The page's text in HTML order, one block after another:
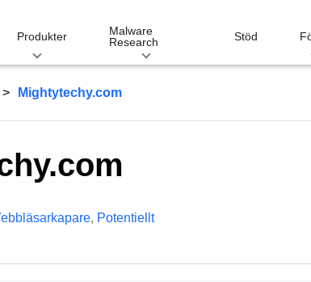
Produkter
Malware
Research
Stöd
Mightytechy.com
, Potentiellt